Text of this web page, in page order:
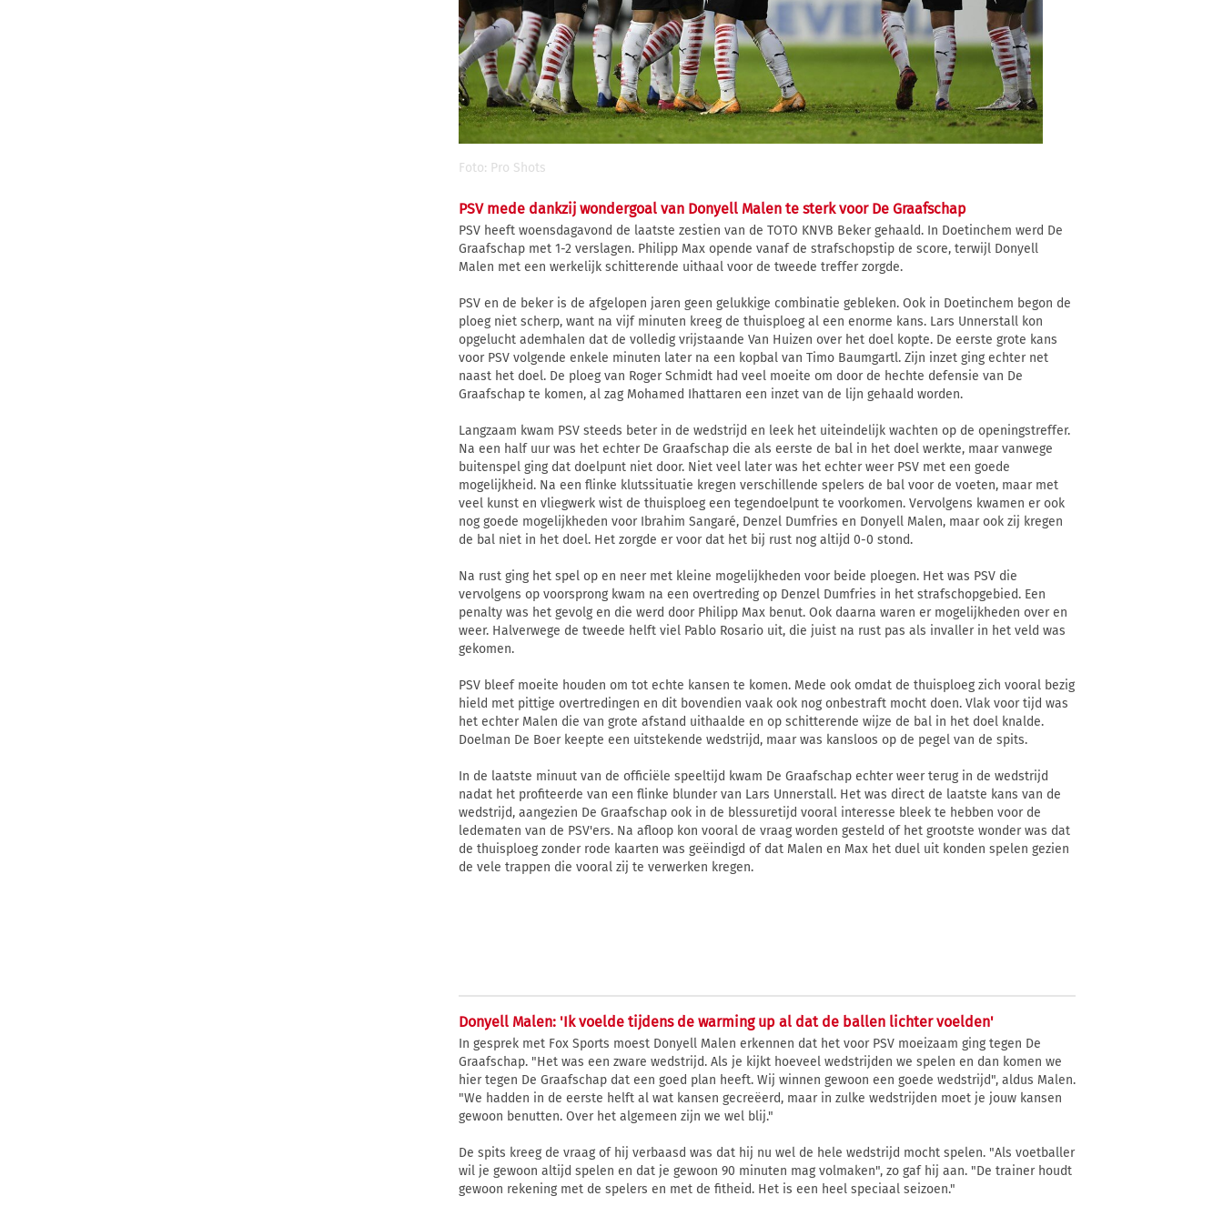
Foto: Pro Shots
PSV mede dankzij wondergoal van Donyell Malen te sterk voor De Graafschap
PSV heeft woensdagavond de laatste zestien van de TOTO KNVB Beker gehaald. In Doetinchem werd De
Graafschap met 1-2 verslagen. Philipp Max opende vanaf de strafschopstip de score, terwijl Donyell
Malen met een werkelijk schitterende uithaal voor de tweede treffer zorgde.
PSV en de beker is de afgelopen jaren geen gelukkige combinatie gebleken. Ook in Doetinchem begon de
ploeg niet scherp, want na vijf minuten kreeg de thuisploeg al een enorme kans. Lars Unnerstall kon
opgelucht ademhalen dat de volledig vrijstaande Van Huizen over het doel kopte. De eerste grote kans
voor PSV volgende enkele minuten later na een kopbal van Timo Baumgartl. Zijn inzet ging echter net
naast het doel. De ploeg van Roger Schmidt had veel moeite om door de hechte defensie van De
Graafschap te komen, al zag Mohamed Ihattaren een inzet van de lijn gehaald worden.
Langzaam kwam PSV steeds beter in de wedstrijd en leek het uiteindelijk wachten op de openingstreffer.
Na een half uur was het echter De Graafschap die als eerste de bal in het doel werkte, maar vanwege
buitenspel ging dat doelpunt niet door. Niet veel later was het echter weer PSV met een goede
mogelijkheid. Na een flinke klutssituatie kregen verschillende spelers de bal voor de voeten, maar met
veel kunst en vliegwerk wist de thuisploeg een tegendoelpunt te voorkomen. Vervolgens kwamen er ook
nog goede mogelijkheden voor Ibrahim Sangaré, Denzel Dumfries en Donyell Malen, maar ook zij kregen
de bal niet in het doel. Het zorgde er voor dat het bij rust nog altijd 0-0 stond.
Na rust ging het spel op en neer met kleine mogelijkheden voor beide ploegen. Het was PSV die
vervolgens op voorsprong kwam na een overtreding op Denzel Dumfries in het strafschopgebied. Een
penalty was het gevolg en die werd door Philipp Max benut. Ook daarna waren er mogelijkheden over en
weer. Halverwege de tweede helft viel Pablo Rosario uit, die juist na rust pas als invaller in het veld was
gekomen.
PSV bleef moeite houden om tot echte kansen te komen. Mede ook omdat de thuisploeg zich vooral bezig
hield met pittige overtredingen en dit bovendien vaak ook nog onbestraft mocht doen. Vlak voor tijd was
het echter Malen die van grote afstand uithaalde en op schitterende wijze de bal in het doel knalde.
Doelman De Boer keepte een uitstekende wedstrijd, maar was kansloos op de pegel van de spits.
In de laatste minuut van de officiële speeltijd kwam De Graafschap echter weer terug in de wedstrijd
nadat het profiteerde van een flinke blunder van Lars Unnerstall. Het was direct de laatste kans van de
wedstrijd, aangezien De Graafschap ook in de blessuretijd vooral interesse bleek te hebben voor de
ledematen van de PSV'ers. Na afloop kon vooral de vraag worden gesteld of het grootste wonder was dat
de thuisploeg zonder rode kaarten was geëindigd of dat Malen en Max het duel uit konden spelen gezien
de vele trappen die vooral zij te verwerken kregen.
Donyell Malen: 'Ik voelde tijdens de warming up al dat de ballen lichter voelden'
In gesprek met Fox Sports moest Donyell Malen erkennen dat het voor PSV moeizaam ging tegen De
Graafschap. "Het was een zware wedstrijd. Als je kijkt hoeveel wedstrijden we spelen en dan komen we
hier tegen De Graafschap dat een goed plan heeft. Wij winnen gewoon een goede wedstrijd", aldus Malen.
"We hadden in de eerste helft al wat kansen gecreëerd, maar in zulke wedstrijden moet je jouw kansen
gewoon benutten. Over het algemeen zijn we wel blij."
De spits kreeg de vraag of hij verbaasd was dat hij nu wel de hele wedstrijd mocht spelen. "Als voetballer
wil je gewoon altijd spelen en dat je gewoon 90 minuten mag volmaken", zo gaf hij aan. "De trainer houdt
gewoon rekening met de spelers en met de fitheid. Het is een heel speciaal seizoen."